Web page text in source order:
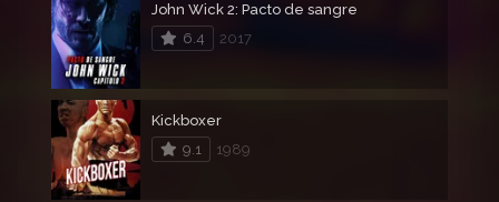
John Wick 2: Pacto de sangre
6.4
2017
Kickboxer
9.1
1989